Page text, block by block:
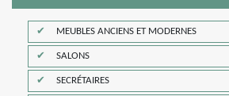
MEUBLES ANCIENS ET MODERNES
SALONS
SECRÉTAIRES